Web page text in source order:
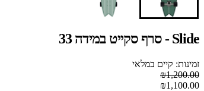
Slide - סרף סקייט במידה 33
זמינות: קיים במלאי
₪1,200.00
₪1,100.00